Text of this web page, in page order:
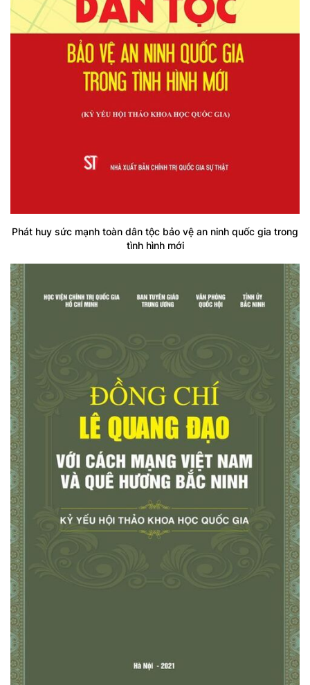
Phát huy sức mạnh toàn dân tộc bảo vệ an ninh quốc gia trong
tình hình mới